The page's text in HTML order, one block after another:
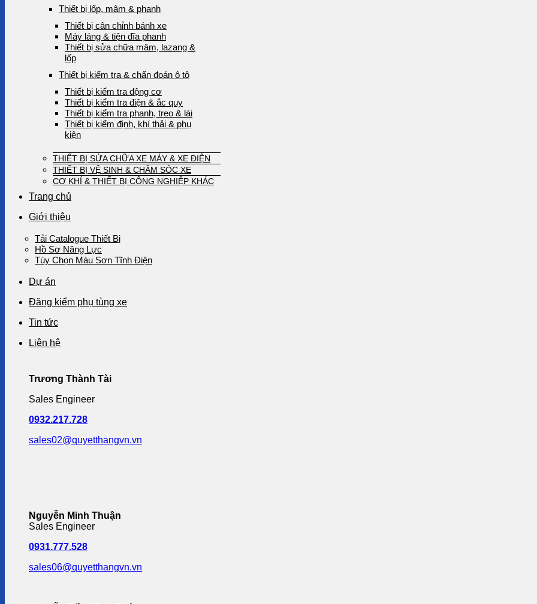
Thiết bị lốp, mâm & phanh
Thiết bị cân chỉnh bánh xe
Máy láng & tiện đĩa phanh
Thiết bị sửa chữa mâm, lazang &
lốp
Thiết bị kiểm tra & chẩn đoán ô tô
Thiết bị kiểm tra động cơ
Thiết bị kiểm tra điện & ắc quy
Thiết bị kiểm tra phanh, treo & lái
Thiết bị kiểm định, khí thải & phụ
kiện
THIẾT BỊ SỬA CHỮA XE MÁY & XE ĐIỆN
THIẾT BỊ VỆ SINH & CHĂM SÓC XE
CƠ KHÍ & THIẾT BỊ CÔNG NGHIỆP KHÁC
Trang chủ
Giới thiệu
Tải Catalogue Thiết Bị
Hồ Sơ Năng Lực
Tùy Chọn Màu Sơn Tĩnh Điện
Dự án
Đăng kiểm phụ tùng xe
Tin tức
Liên hệ
Trương Thành Tài
Sales Engineer
0932.217.728
sales02@quyetthangvn.vn
Nguyễn Minh Thuận
Sales Engineer
0931.777.528
sales06@quyetthangvn.vn